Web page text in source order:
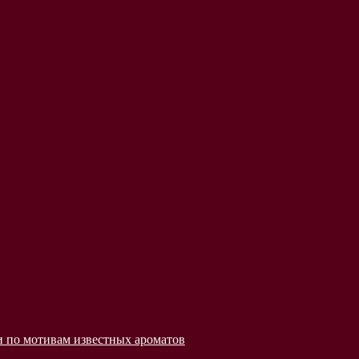
мотивам известных ароматов